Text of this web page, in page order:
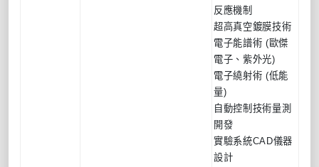
反應機制
超高真空鍍膜技術
電子能譜術 (歐傑
電子、紫外光)
電子繞射術 (低能
量)
自動控制技術量測
開發
實驗系統CAD儀器
設計